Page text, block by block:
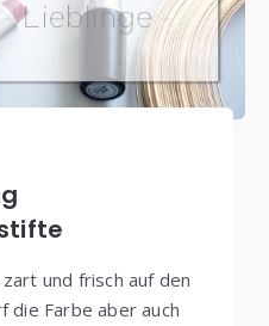
und frisch auf den
die Farbe aber auch